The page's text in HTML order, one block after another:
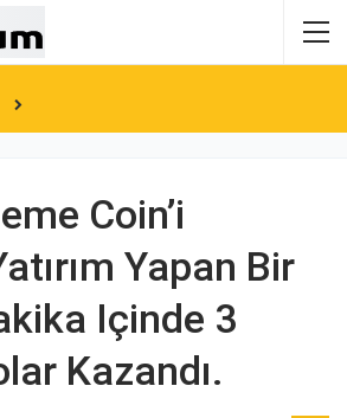
Coin’i
Yapan Bir
Içinde 3
Kazandı.